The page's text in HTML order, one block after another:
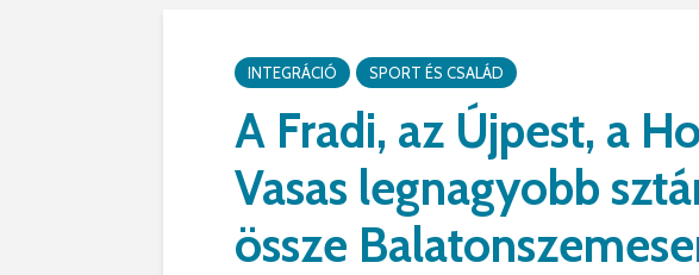
INTEGRÁCIÓ SPORT ÉS CSALÁD
A Fradi, az Újpest, a
Vasas legnagyobb
össze